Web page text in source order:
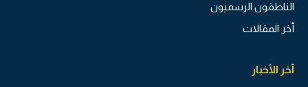
الناطقون الرسميون
أخر المقالات
آخر الأخبار